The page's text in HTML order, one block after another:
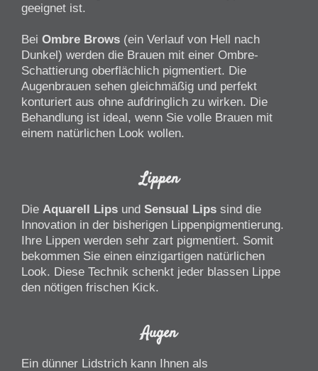
geeignet ist.
Bei Ombre Brows (ein Verlauf von Hell nach
Dunkel) werden die Brauen mit einer Ombre-
Schattierung oberflächlich pigmentiert. Die
Augenbrauen sehen gleichmäßig und perfekt
konturiert aus ohne aufdringlich zu wirken. Die
Behandlung ist ideal, wenn Sie volle Brauen mit
einem natürlichen Look wollen.
Lippen
Die Aquarell Lips und Sensual Lips sind die
Innovation in der bisherigen Lippenpigmentierung.
Ihre Lippen werden sehr zart pigmentiert. Somit
bekommen Sie einen einzigartigen natürlichen
Look. Diese Technik schenkt jeder blassen Lippe
den nötigen frischen Kick.
Augen
Ein dünner Lidstrich kann Ihnen als